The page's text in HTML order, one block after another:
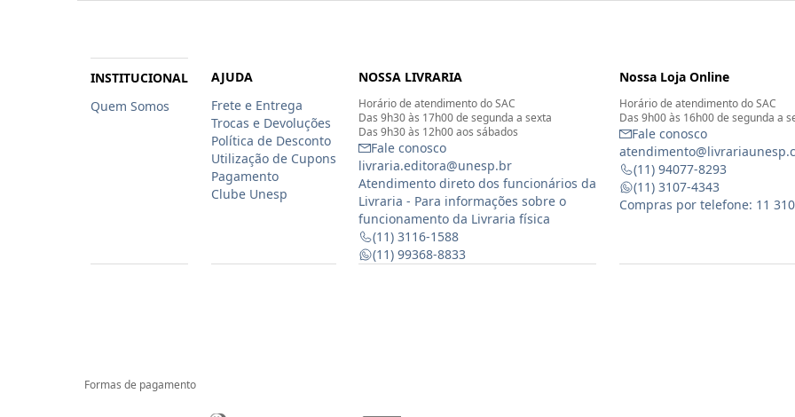
INSTITUCIONAL
Quem Somos
AJUDA
Frete e Entrega
Trocas e Devoluções
Política de Desconto
Utilização de Cupons
Pagamento
Clube Unesp
NOSSA LIVRARIA
Horário de atendimento do SAC
Das 9h30 às 17h00 de segunda a sexta
Das 9h30 às 12h00 aos sábados
Fale conosco
livraria.editora@unesp.br
Atendimento direto dos funcionários da
Livraria - Para informações sobre o
funcionamento da Livraria física
(11) 3116-1588
(11) 99368-8833
Nossa Loja Online
Horário de atendimento do SAC
Das 9h00 às 16h00 de segunda a
Fale conosco
(11) 94077-8293
(11) 3107-4343
Compras por telefone: 11
Formas de pagamento